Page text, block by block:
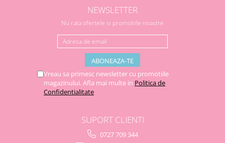
NEWSLETTER
Nu rata ofertele si promotiile noastre
Vreau sa primesc newsletter cu promotiile
magazinului. Afla mai multe in Politica de
Confidentialitate
SUPORT CLIENTI
0727 709 344